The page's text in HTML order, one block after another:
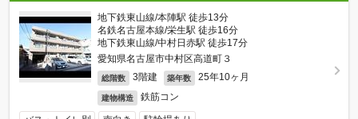
地下鉄東山線/本陣駅 徒歩13分
名鉄名古屋本線/栄生駅 徒歩16分
地下鉄東山線/中村日赤駅 徒歩17分
愛知県名古屋市中村区高道町３
総階数 3階建 築年数 25年10ヶ月
建物構造 鉄筋コン